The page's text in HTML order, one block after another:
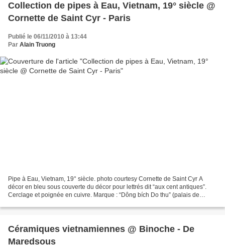
Collection de pipes à Eau, Vietnam, 19° siècle @
Cornette de Saint Cyr - Paris
Publié le 06/11/2010 à 13:44
Par Alain Truong
Pipe à Eau, Vietnam, 19° siècle. photo courtesy Cornette de Saint Cyr A
décor en bleu sous couverte du décor pour lettrés dit “aux cent antiques”.
Cerclage et poignée en cuivre. Marque : “Dông bích Do thu” (palais de
Céramiques vietnamiennes @ Binoche - De
Maredsous